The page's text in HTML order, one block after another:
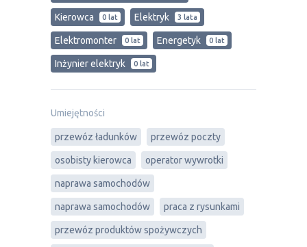
Kierowca 0 lat Elektryk 3 lata
Elektromonter 0 lat Energetyk 0 lat
Inżynier elektryk 0 lat
Umiejętności
przewóz ładunków przewóz poczty
osobisty kierowca operator wywrotki
naprawa samochodów
naprawa samochodów praca z rysunkami
przewóz produktów spożywczych